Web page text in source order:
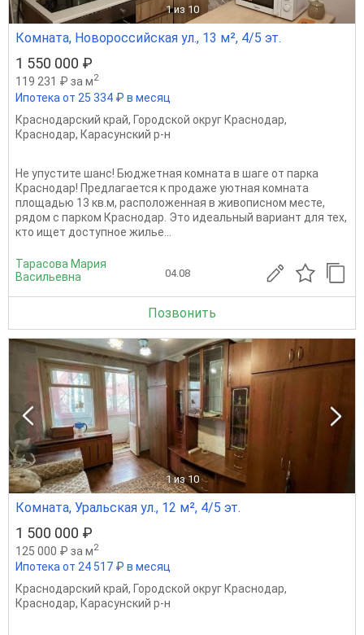
1 из 10
Комната, Новороссийская ул., 13 м², 4/5 эт.
1 550 000 ₽
119 231 ₽ за м2
Ипотека от 25 334 ₽ в месяц
Краснодарский край, Городской округ Краснодар,
Краснодар, Карасунский р-н
Не упустите шанс! Бюджетная комната в шаге от парка
Краснодар! Предлагается к продаже уютная комната
площадью 13 кв.м, расположенная в живописном месте,
рядом с парком Краснодар. Это идеальный вариант для тех,
кто ищет доступное жилье...
Тарасова Мария
Васильевна
04.08
Позвонить
1 из 10
Комната, Уральская ул., 12 м², 4/5 эт.
1 500 000 ₽
125 000 ₽ за м2
Ипотека от 24 517 ₽ в месяц
Краснодарский край, Городской округ Краснодар,
Краснодар, Карасунский р-н